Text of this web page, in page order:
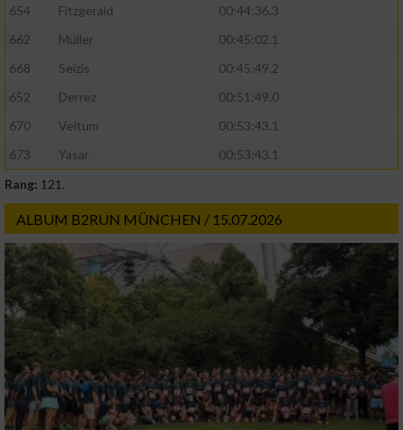
654 Fitzgerald
00:44:36.3
662
Müller
00:45:02.1
668
Seizis
00:45:49.2
652
Derrez
00:51:49.0
670
Veltum
00:53:43.1
673
Yasar
00:53:43.1
Rang: 121.
ALBUM B2RUN MÜNCHEN / 15.07.2026